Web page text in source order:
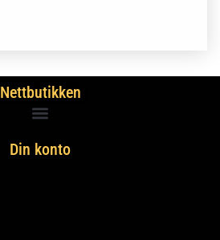
Nettbutikken
Din konto